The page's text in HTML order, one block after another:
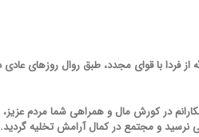
از فردا با قوای مجدد، طبق روال روزهای
از جمله مدیریت و پرسنل محترم ایستگاه 102 آتش نشانی تهران، همکارانم در کورش
و مجتمع در کمال آرامش تخلیه گردید.